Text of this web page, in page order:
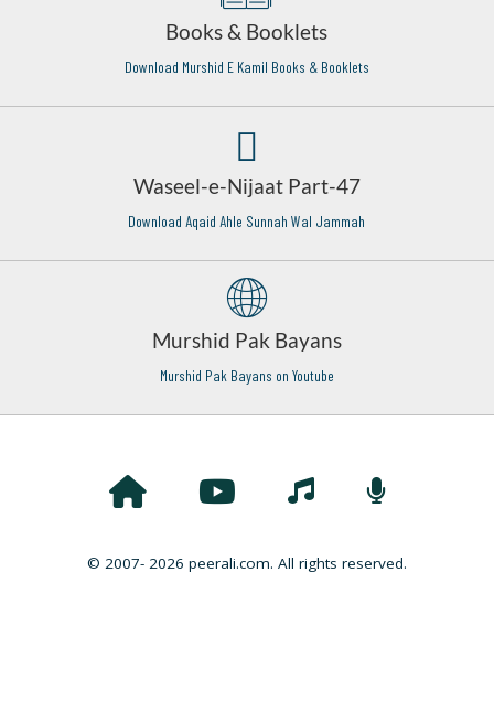
Books & Booklets
Download Murshid E Kamil Books & Booklets
Waseel-e-Nijaat Part-47
Download Aqaid Ahle Sunnah Wal Jammah
Murshid Pak Bayans
Murshid Pak Bayans on Youtube
© 2007- 2026 peerali.com. All rights reserved.